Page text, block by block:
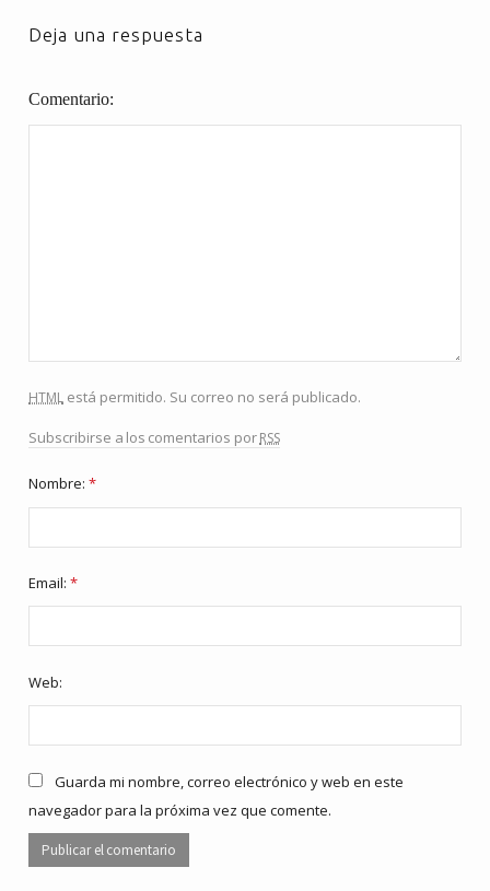
Deja una respuesta
Comentario
html está permitido. Su correo no será publicado.
Subscribirse a los comentarios porrss
Nombre:*
Email:*
Web:
Guarda mi nombre, correo electrónico y web en este
navegador para la próxima vez que comente.